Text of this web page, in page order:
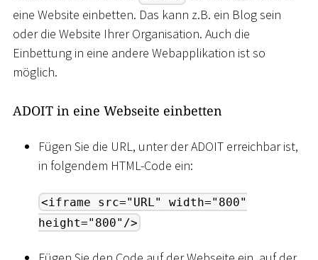
eine Website einbetten. Das kann z.B. ein Blog sein
oder die Website Ihrer Organisation. Auch die
Einbettung in eine andere Webapplikation ist so
möglich.
ADOIT in eine Webseite einbetten
Fügen Sie die URL, unter der ADOIT erreichbar ist,
in folgendem HTML-Code ein:
<iframe src="URL" width="800"
height="800"/>